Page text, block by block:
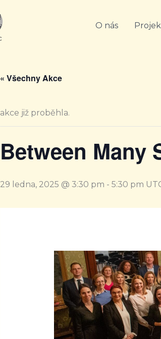
O nás
« Všechny Akce
akce již proběhla.
Between Many
29 ledna, 2025 @ 3:30 pm - 5:30 pm